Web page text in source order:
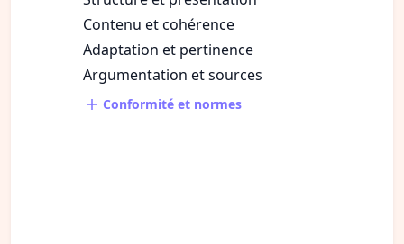
Contenu et cohérence
Adaptation et pertinence
Argumentation et sources
Conformité et normes